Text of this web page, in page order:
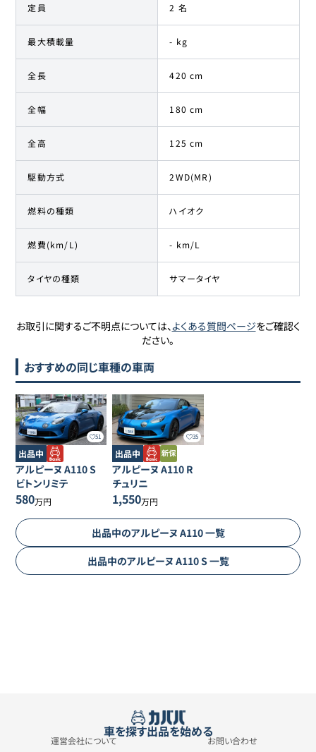
定員 2 名
最大積載量 - kg
全長 420 cm
全幅 180 cm
全高 125 cm
駆動方式 2WD(MR)
燃料の種類 ハイオク
燃費(km/L) - km/L
タイヤの種類 サマータイヤ
お取引に関するご不明点については、よくある質問ページをご確認く
ださい。
おすすめの同じ車種の車両
51
出品中
アルピーヌ A110S
ビトンリミテ
580万円
35
出品中
アルピーヌ A110 R
チュリニ
1,550万円
出品中のアルピーヌ A110一覧
出品中のアルピーヌ A110S一覧
車を探す出品を始める
運営会社について お問い合わせ